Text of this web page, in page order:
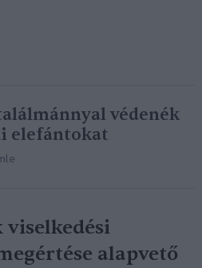
védenék
elefántokat
alapvető